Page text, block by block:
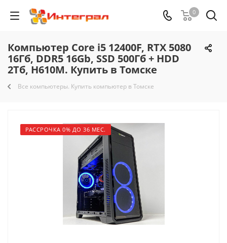
0
Компьютер Core i5 12400F, RTX 5080
16Гб, DDR5 16Gb, SSD 500Гб + HDD
2Тб, H610M. Купить в Томске
Все компьютеры. Купить компьютер в Томске
РАССРОЧКА 0% ДО 36 МЕС.